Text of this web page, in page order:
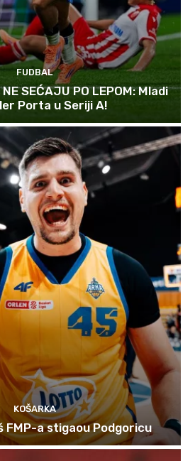
FUDBAL
SEĆAJU PO LEPOM: Mladi
Porta u Seriji A!
KOŠARKA
FMP-a stigaou Podgoricu